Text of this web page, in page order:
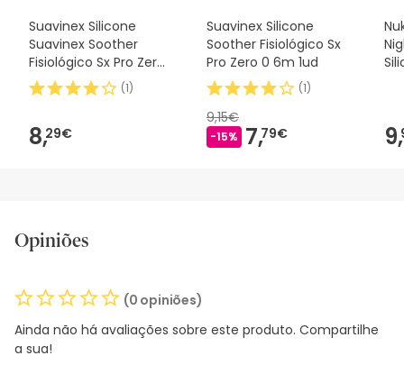
Suavinex Silicone
Suavinex Soother
Fisiológico Sx Pro Zero
2m 1 peça
(1)
8,29€
Suavinex Silicone
Soother Fisiológico Sx
Pro Zero 0 6m 1ud
(1)
9,15€
-15% 7,79€ 9,
Opiniões
(0 opiniões)
Ainda não há avaliações sobre este produto. Compartilhe
a sua!